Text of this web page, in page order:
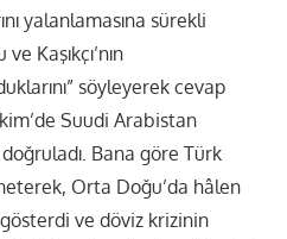
yalanlamasına sürekli
Kaşıkçı’nın
söyleyerek cevap
Suudi Arabistan
doğruladı. Bana göre Türk
Orta Doğu’da hâlen
ve döviz krizinin